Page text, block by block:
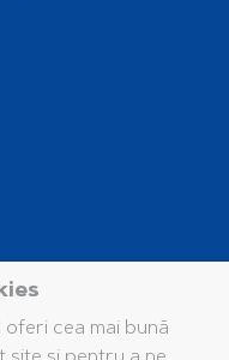
cea mai bună